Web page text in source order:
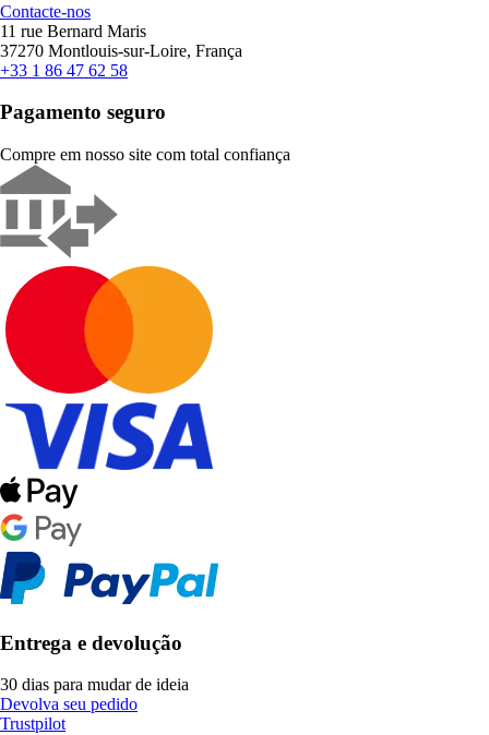
Contacte-nos
11 rue Bernard Maris
37270 Montlouis-sur-Loire, França
+33 1 86 47 62 58
Pagamento seguro
Compre em nosso site com total confiança
Entrega e devolução
30 dias para mudar de ideia
Devolva seu pedido
Trustpilot